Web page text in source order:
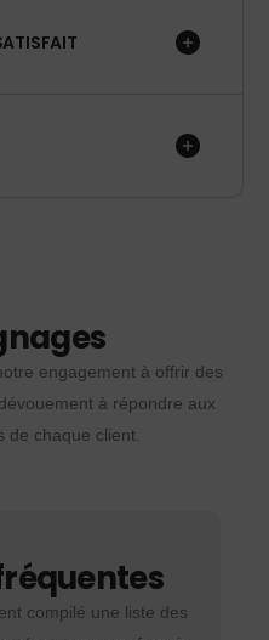
engagement à offrir des
à répondre aux
de chaque client.
compilé une liste des